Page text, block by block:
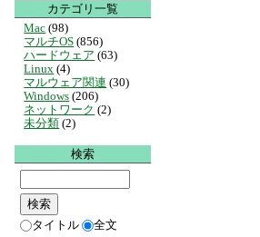
カテゴリ一覧
Mac (98)
マルチOS (856)
ハードウェア (63)
Linux (4)
マルウェア関連 (30)
Windows (206)
ネットワーク (2)
未分類 (2)
検索
タイトル 全文